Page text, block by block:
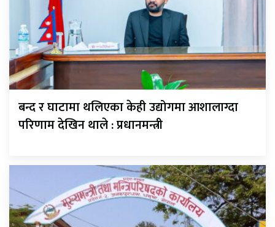
बन्द र घाटामा थलिएका केही उद्योगमा आशालाग्दा
परिणाम देखिन थाले : प्रधानमन्त्री